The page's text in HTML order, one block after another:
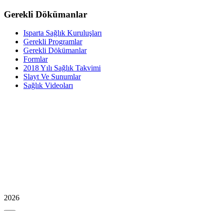
Gerekli Dökümanlar
Isparta Sağlık Kuruluşları
Gerekli Programlar
Gerekli Dökümanlar
Formlar
2018 Yılı Sağlık Takvimi
Slayt Ve Sunumlar
Sağlık Videoları
2026